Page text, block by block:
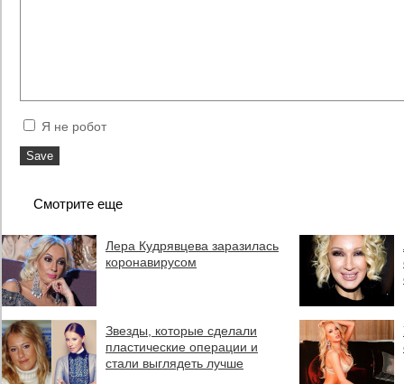
Я не робот
Смотрите еще
Лера Кудрявцева заразилась
коронавирусом
Звезды, которые сделали
пластические операции и
стали выглядеть лучше